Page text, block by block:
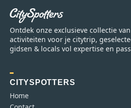
Ontdek onze exclusieve collectie
activiteiten voor je citytrip,
gidsen & locals vol expertise en
CITYSPOTTERS
Home